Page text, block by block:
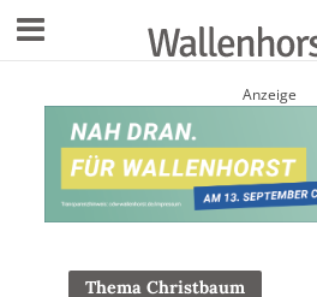
Anzeige
Thema Christbaum